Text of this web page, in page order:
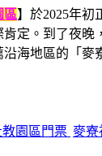
區】於2025年
肯定。到了夜
海地區的「麥
園區門票 麥寮